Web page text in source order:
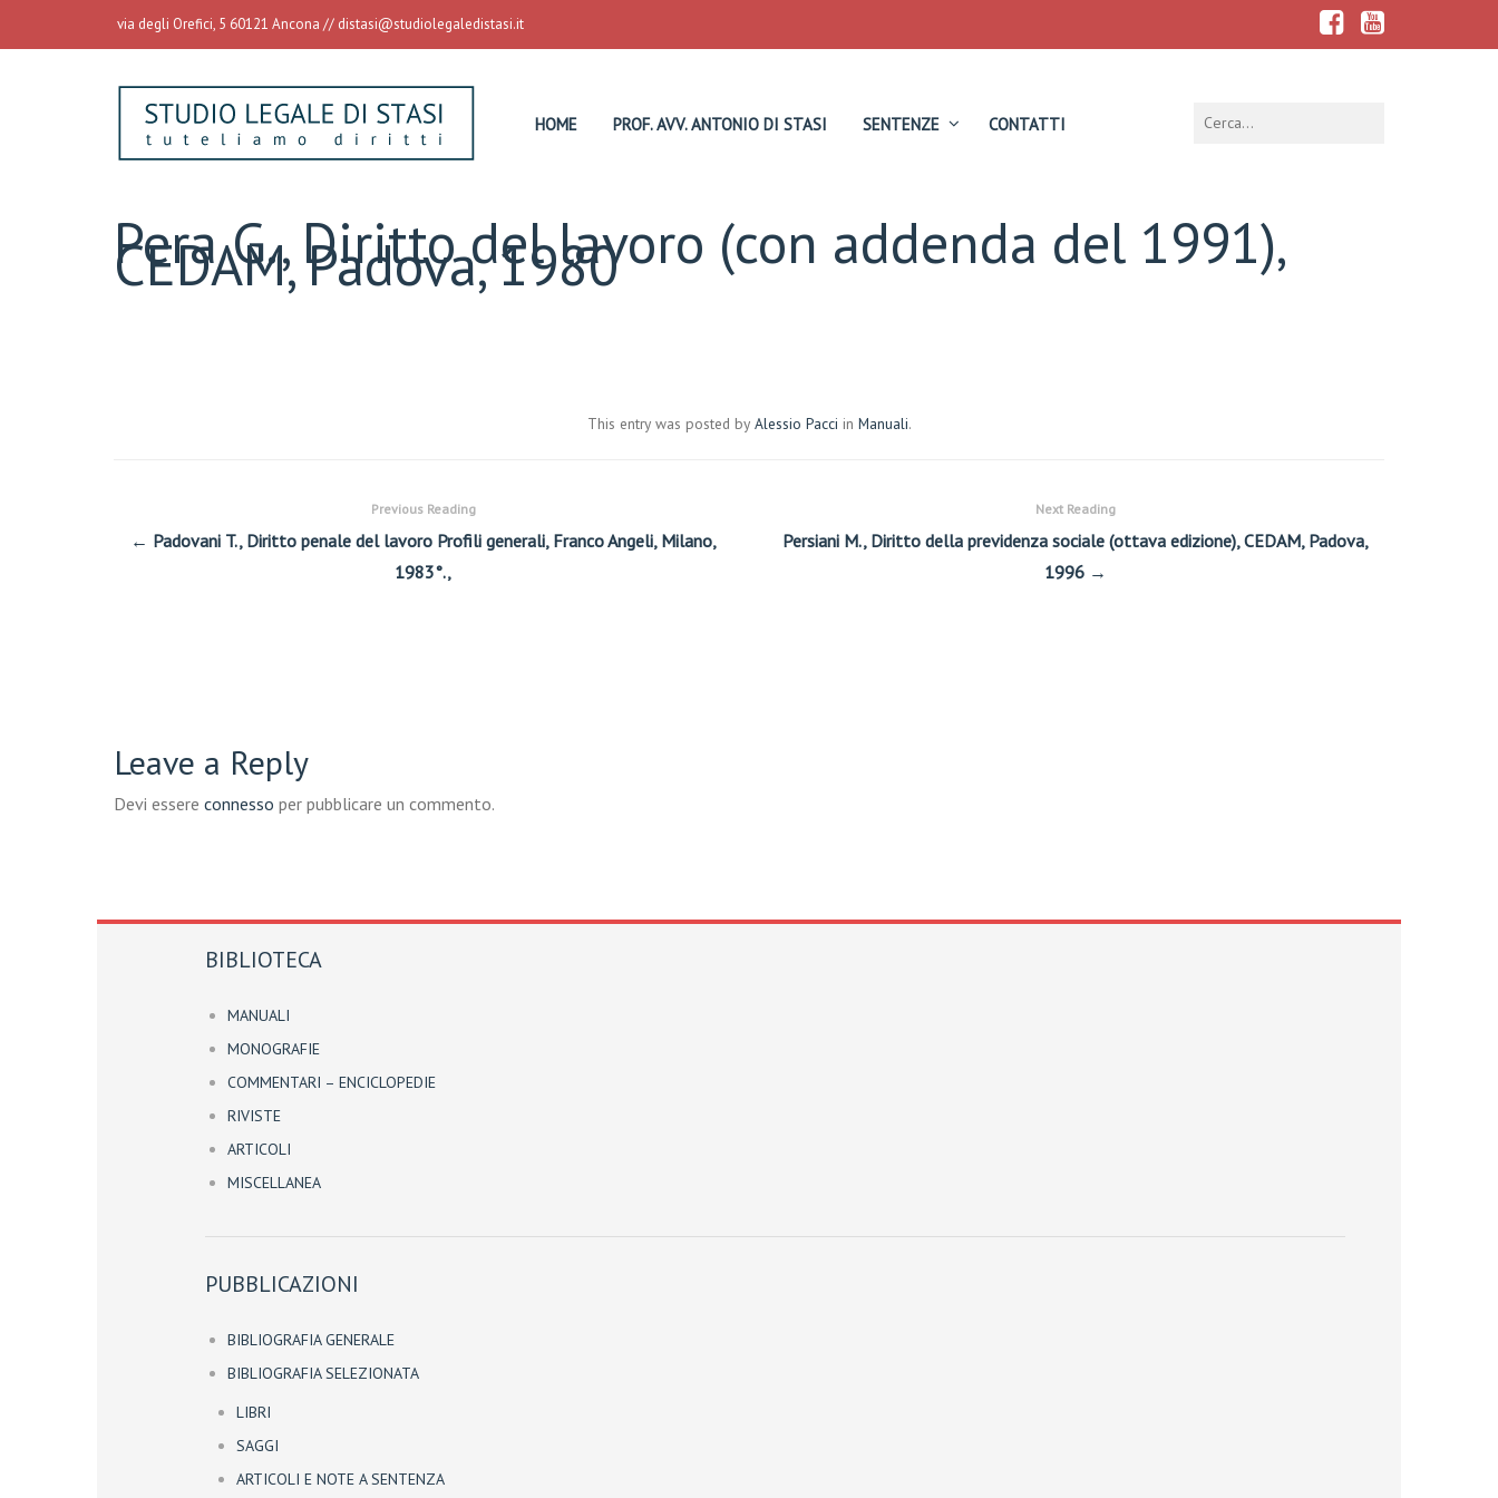
via degli Orefici, 5 60121 Ancona // distasi@studiolegaledistasi.it
HOME PROF. AVV. ANTONIO DI STASI SENTENZE CONTATTI
Pera G., Diritto del lavoro (con addenda del 1991),
CEDAM, Padova, 1980
This entry was posted by Alessio Pacci in Manuali.
Previous Reading
← Padovani T., Diritto penale del lavoro Profili generali, Franco Angeli, Milano,
1983°.,
Next Reading
Persiani M., Diritto della previdenza sociale (ottava edizione), CEDAM, Padova,
1996 →
Leave a Reply
Devi essere connesso per pubblicare un commento.
BIBLIOTECA
MANUALI
MONOGRAFIE
COMMENTARI – ENCICLOPEDIE
RIVISTE
ARTICOLI
MISCELLANEA
PUBBLICAZIONI
BIBLIOGRAFIA GENERALE
BIBLIOGRAFIA SELEZIONATA
LIBRI
SAGGI
ARTICOLI E NOTE A SENTENZA